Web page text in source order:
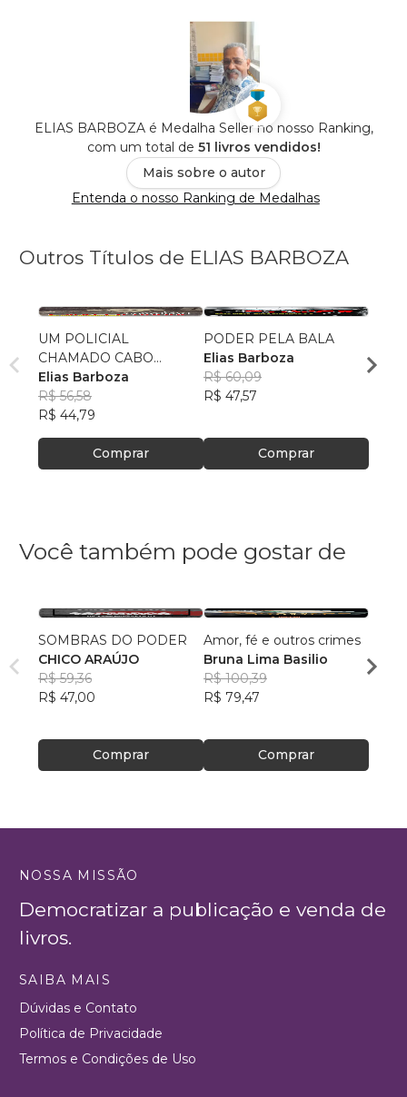
ELIAS BARBOZA é Medalha Seller no nosso Ranking,
com um total de 51 livros vendidos!
Mais sobre o autor
Entenda o nosso Ranking de Medalhas
Outros Títulos de ELIAS BARBOZA
UM POLICIAL
CHAMADO CABO
HENRIQUE
Elias Barboza
R$ 56,58
R$ 44,79
Comprar
PODER PELA BALA
Elias Barboza
R$ 60,09
R$ 47,57
Comprar
Você também pode gostar de
SOMBRAS DO PODER
CHICO ARAÚJO
R$ 59,36
R$ 47,00
Comprar
Amor, fé e outros crimes
Bruna Lima Basilio
R$ 100,39
R$ 79,47
Comprar
R$
NOSSA MISSÃO
Democratizar a publicação e venda de
livros.
SAIBA MAIS
Dúvidas e Contato
Política de Privacidade
Termos e Condições de Uso